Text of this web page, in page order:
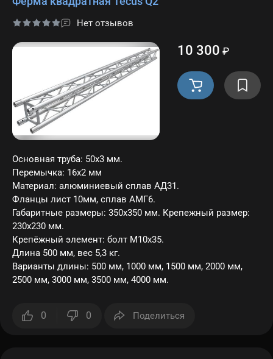
Нет отзывов
10 300 ₽
Основная труба: 50х3 мм.
Перемычка: 16х2 мм
Материал: алюминиевый сплав АД31.
Фланцы лист 10мм, сплав АМГ6.
Габаритные размеры: 350х350 мм. Крепежный размер:
230х230 мм.
Крепёжный элемент: болт M10x35.
Длина 500 мм, вес 5,3 кг.
Варианты длины: 500 мм, 1000 мм, 1500 мм, 2000 мм,
2500 мм, 3000 мм, 3500 мм, 4000 мм.
0 0 Поделиться